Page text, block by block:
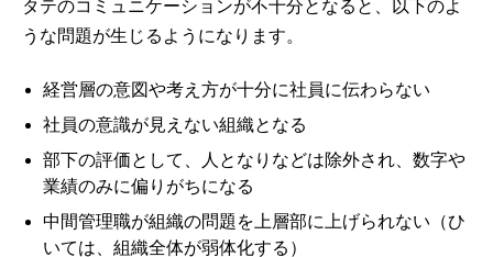
タテのコミュニケーションが不十分となると、以下のよ
うな問題が生じるようになります。
経営層の意図や考え方が十分に社員に伝わらない
社員の意識が見えない組織となる
部下の評価として、人となりなどは除外され、数字や
業績のみに偏りがちになる
中間管理職が組織の問題を上層部に上げられない（ひ
いては、組織全体が弱体化する）